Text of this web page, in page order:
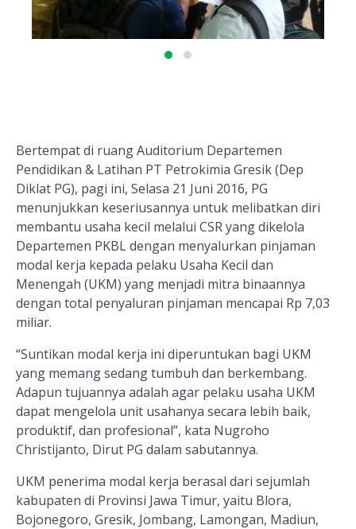
Bertempat di ruang Auditorium Departemen
Pendidikan & Latihan PT Petrokimia Gresik (Dep
Diklat PG), pagi ini, Selasa 21 Juni 2016, PG
menunjukkan keseriusannya untuk melibatkan diri
membantu usaha kecil melalui CSR yang dikelola
Departemen PKBL dengan menyalurkan pinjaman
modal kerja kepada pelaku Usaha Kecil dan
Menengah (UKM) yang menjadi mitra binaannya
dengan total penyaluran pinjaman mencapai Rp 7,03
miliar.
“Suntikan modal kerja ini diperuntukan bagi UKM
yang memang sedang tumbuh dan berkembang.
Adapun tujuannya adalah agar pelaku usaha UKM
dapat mengelola unit usahanya secara lebih baik,
produktif, dan profesional”, kata Nugroho
Christijanto, Dirut PG dalam sabutannya.
UKM penerima modal kerja berasal dari sejumlah
kabupaten di Provinsi Jawa Timur, yaitu Blora,
Bojonegoro, Gresik, Jombang, Lamongan, Madiun,